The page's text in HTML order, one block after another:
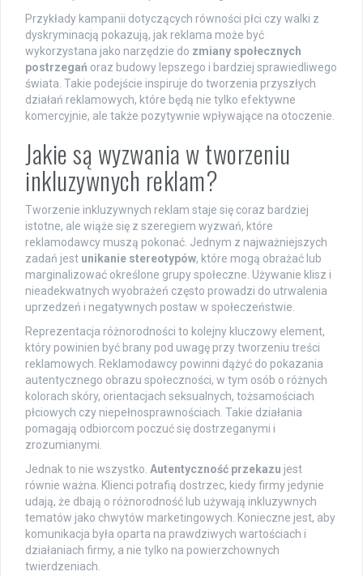
Przykłady kampanii dotyczących równości płci czy walki z
dyskryminacją pokazują, jak reklama może być
wykorzystana jako narzędzie do zmiany społecznych
postrzegań oraz budowy lepszego i bardziej sprawiedliwego
świata. Takie podejście inspiruje do tworzenia przyszłych
działań reklamowych, które będą nie tylko efektywne
komercyjnie, ale także pozytywnie wpływające na otoczenie.
Jakie są wyzwania w tworzeniu
inkluzywnych reklam?
Tworzenie inkluzywnych reklam staje się coraz bardziej
istotne, ale wiąże się z szeregiem wyzwań, które
reklamodawcy muszą pokonać. Jednym z najważniejszych
zadań jest unikanie stereotypów, które mogą obrażać lub
marginalizować określone grupy społeczne. Używanie klisz i
nieadekwatnych wyobrażeń często prowadzi do utrwalenia
uprzedzeń i negatywnych postaw w społeczeństwie.
Reprezentacja różnorodności to kolejny kluczowy element,
który powinien być brany pod uwagę przy tworzeniu treści
reklamowych. Reklamodawcy powinni dążyć do pokazania
autentycznego obrazu społeczności, w tym osób o różnych
kolorach skóry, orientacjach seksualnych, tożsamościach
płciowych czy niepełnosprawnościach. Takie działania
pomagają odbiorcom poczuć się dostrzeganymi i
zrozumianymi.
Jednak to nie wszystko. Autentyczność przekazu jest
równie ważna. Klienci potrafią dostrzec, kiedy firmy jedynie
udają, że dbają o różnorodność lub używają inkluzywnych
tematów jako chwytów marketingowych. Konieczne jest, aby
komunikacja była oparta na prawdziwych wartościach i
działaniach firmy, a nie tylko na powierzchownych
twierdzeniach.